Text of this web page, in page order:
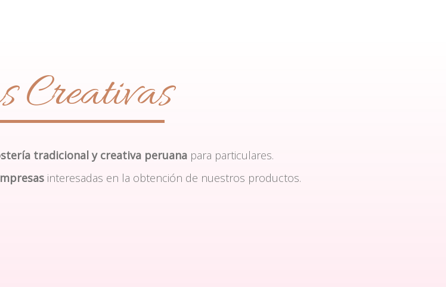
Creativas
tradicional y creativa peruana para particulares.
interesadas en la obtención de nuestros productos.